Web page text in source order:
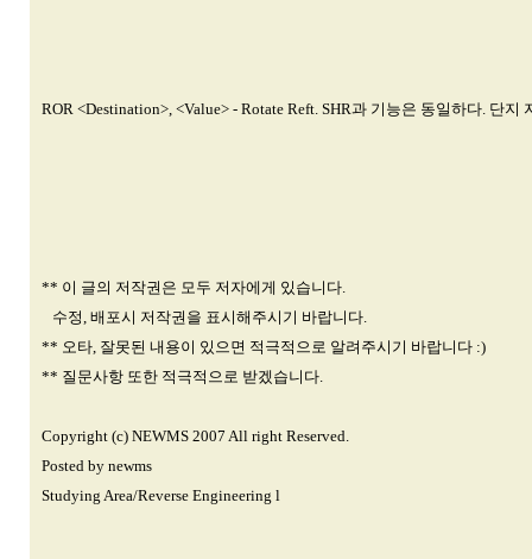
ROR <Destination>, <Value> - Rotate Reft. SHR과 기능은 동일하다. 단
** 이 글의 저작권은 모두 저자에게 있습니다.
수정, 배포시 저작권을 표시해주시기 바랍니다.
** 오타, 잘못된 내용이 있으면 적극적으로 알려주시기 바랍니다 :)
** 질문사항 또한 적극적으로 받겠습니다.
Copyright (c) NEWMS 2007 All right Reserved.
Posted by newms
Studying Area/Reverse Engineering l